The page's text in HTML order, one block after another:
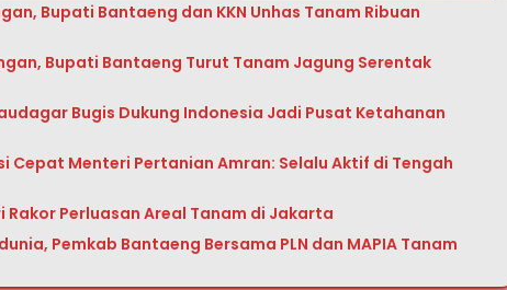
Bupati Bantaeng dan KKN Unhas Tanam Ribuan
Bupati Bantaeng Turut Tanam Jagung Serentak
Bugis Dukung Indonesia Jadi Pusat Ketahanan
Cepat Menteri Pertanian Amran: Selalu Aktif di Tengah
Rakor Perluasan Areal Tanam di Jakarta
Pemkab Bantaeng Bersama PLN dan MAPIA Tanam